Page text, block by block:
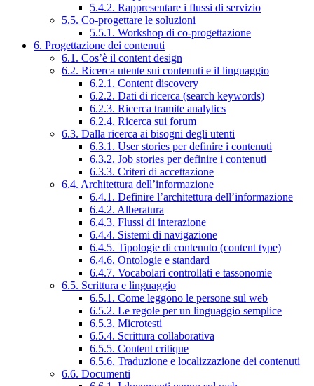
5.4.2. Rappresentare i flussi di servizio
5.5. Co-progettare le soluzioni
5.5.1. Workshop di co-progettazione
6. Progettazione dei contenuti
6.1. Cos’è il content design
6.2. Ricerca utente sui contenuti e il linguaggio
6.2.1. Content discovery
6.2.2. Dati di ricerca (search keywords)
6.2.3. Ricerca tramite analytics
6.2.4. Ricerca sui forum
6.3. Dalla ricerca ai bisogni degli utenti
6.3.1. User stories per definire i contenuti
6.3.2. Job stories per definire i contenuti
6.3.3. Criteri di accettazione
6.4. Architettura dell’informazione
6.4.1. Definire l’architettura dell’informazione
6.4.2. Alberatura
6.4.3. Flussi di interazione
6.4.4. Sistemi di navigazione
6.4.5. Tipologie di contenuto (content type)
6.4.6. Ontologie e standard
6.4.7. Vocabolari controllati e tassonomie
6.5. Scrittura e linguaggio
6.5.1. Come leggono le persone sul web
6.5.2. Le regole per un linguaggio semplice
6.5.3. Microtesti
6.5.4. Scrittura collaborativa
6.5.5. Content critique
6.5.6. Traduzione e localizzazione dei contenuti
6.6. Documenti